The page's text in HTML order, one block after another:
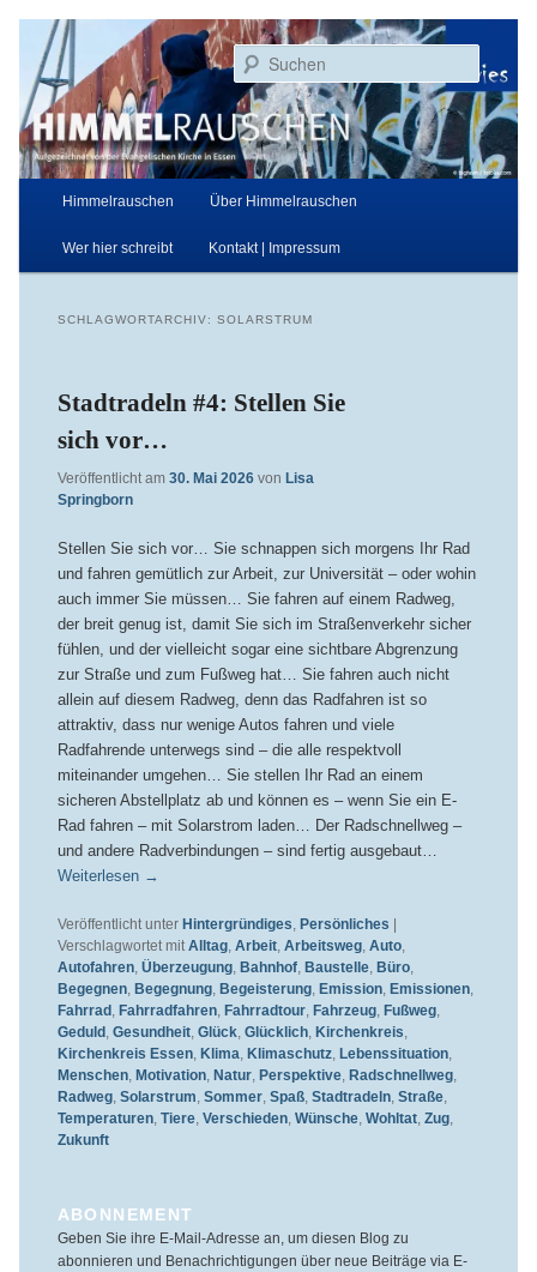
primären
springen
sekundären
springen
Himmelrauschen
Aufgezeichnet von der Evangelischen Kirche in Essen
Hauptmenü
Himmelrauschen Über Himmelrauschen
Wer hier schreibt Kontakt | Impressum
SCHLAGWORTARCHIV: SOLARSTRUM
Stadtradeln #4: Stellen Sie
sich vor…
Veröffentlicht am 30. Mai 2026 von Lisa
Springborn
Stellen Sie sich vor… Sie schnappen sich morgens Ihr Rad
und fahren gemütlich zur Arbeit, zur Universität – oder wohin
auch immer Sie müssen… Sie fahren auf einem Radweg,
der breit genug ist, damit Sie sich im Straßenverkehr sicher
fühlen, und der vielleicht sogar eine sichtbare Abgrenzung
zur Straße und zum Fußweg hat… Sie fahren auch nicht
allein auf diesem Radweg, denn das Radfahren ist so
attraktiv, dass nur wenige Autos fahren und viele
Radfahrende unterwegs sind – die alle respektvoll
miteinander umgehen… Sie stellen Ihr Rad an einem
sicheren Abstellplatz ab und können es – wenn Sie ein E-
Rad fahren – mit Solarstrom laden… Der Radschnellweg –
und andere Radverbindungen – sind fertig ausgebaut…
Weiterlesen →
Veröffentlicht unter Hintergründiges Persönliches |
Verschlagwortet mit Alltag, Arbeit, Arbeitsweg, Auto,
Autofahren, Überzeugung, Bahnhof, Baustelle, Büro,
Begegnen, Begegnung, Begeisterung, Emission, Emissionen,
Fahrrad, Fahrradfahren, Fahrradtour, Fahrzeug, Fußweg,
Geduld, Gesundheit, Glück, Glücklich, Kirchenkreis
Kirchenkreis Essen, Klima Klimaschutz, Lebenssituation,
Menschen, Motivation, Natur, Perspektive, Radschnellweg,
Radweg, Solarstrum Sommer, Spaß, Stadtradeln, Straße,
Temperaturen, Tiere, Verschieden, Wünsche, Wohltat, Zug,
Zukunft
ABONNEMENT
Geben Sie ihre E-Mail-Adresse an, um diesen Blog zu
abonnieren und Benachrichtigungen über neue Beiträge via E-